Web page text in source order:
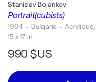
Portrait(cubists)
Stanislav Bojankov
1994 • Bulgarie • Acrylique,
15 x 17 in
990 $US